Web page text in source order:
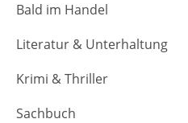
Bald im Handel
Literatur & Unterhaltung
Krimi & Thriller
Sachbuch